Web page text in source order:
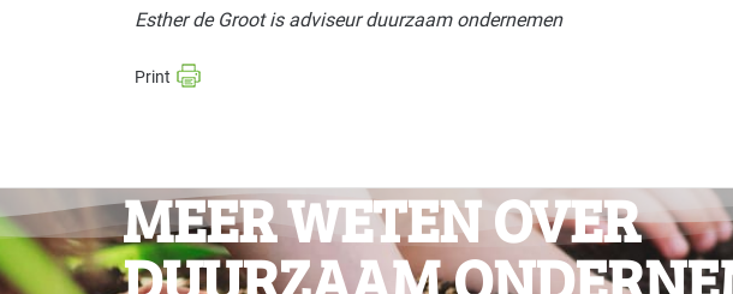
Esther de Groot is adviseur duurzaam ondernemen
MEER WETEN OVER